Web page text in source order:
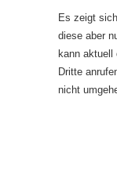
Es zeigt
diese aber
kann aktuell
Dritte
nicht